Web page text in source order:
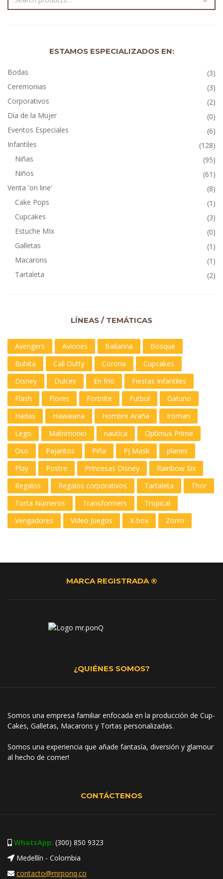
ESTAMOS ESPECIALIZADOS EN:
Bodas
(3)
Ceremonias
(3)
Corporativos
(2)
Día de la Mujer
(0)
Eventos Especiales
(6)
Infantiles
(128)
Niñas
(95)
Niños
(61)
Venta 'on line'
(8)
Cake Pops
(1)
Cupcakes
(3)
Estuche MIx
(0)
Galletas
(1)
Macarons
(1)
Tartaleta
(2)
LÍNEAS / TEMÁTICAS
Avengers Aviones Bailarina
Bosque
Buhita
Call Dutty Corona
Cupcakes
Disney
Dulces En frío
Fiestas Infantiles
Flash
Flores Fortnite Futbol
Gatuno
Hadas
Hawaiana Hombre Araña
Iroman
Lego
Matrimonio nautica
Optimus Prime
Oso
Pajaritos Piña Pj Mask
planes
Play
Postre Princesas Disney
Rainbow Six
Regalos
Regalos corporativos Tartaleta
Thor
Torta Números
Transformers
Tropical
Vengadores
Video Juegos X-box Zorro
MARCA REGISTRADA ®
¿QUIÉNES SOMOS?
Somos una empresa familiar enfocada en la producción de Cup-
Cakes, Galletas, Macarons y Tortas personalizadas.
Somos una experiencia que añade fantasía, diversión y glamour
al hecho de comer!
CONTÁCTENOS
WhatsApp: (300) 850 9323
Medellín - Colombia
contacto@mrponq.co